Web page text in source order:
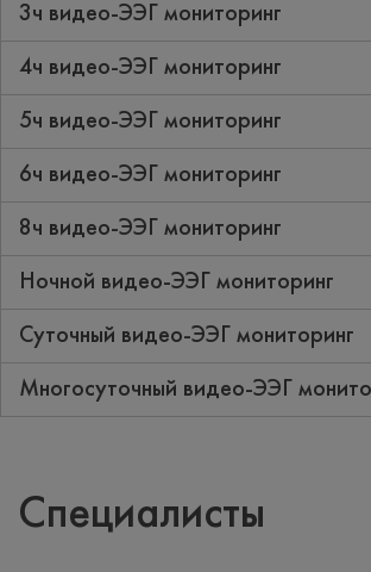
3ч видео-ЭЭГ мониторинг
4ч видео-ЭЭГ мониторинг
5ч видео-ЭЭГ мониторинг
6ч видео-ЭЭГ мониторинг
8ч видео-ЭЭГ мониторинг
Ночной видео-ЭЭГ мониторинг
Суточный видео-ЭЭГ мониторинг
Многосуточный видео-ЭЭГ
Специалисты